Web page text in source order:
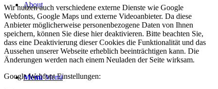
About
Menü Menü
Wir nutzen auch verschiedene externe Dienste wie Google
Webfonts, Google Maps und externe Videoanbieter. Da diese
Anbieter möglicherweise personenbezogene Daten von Ihnen
speichern, können Sie diese hier deaktivieren. Bitte beachten Sie,
dass eine Deaktivierung dieser Cookies die Funktionalität und das
Aussehen unserer Webseite erheblich beeinträchtigen kann. Die
Änderungen werden nach einem Neuladen der Seite wirksam.
Google Webfont Einstellungen: